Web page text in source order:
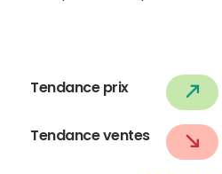
Tendance prix
Tendance ventes